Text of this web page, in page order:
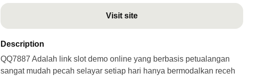
Visit site
Description
QQ7887 Adalah link slot demo online yang berbasis petualangan
sangat mudah pecah selayar setiap hari hanya bermodalkan receh